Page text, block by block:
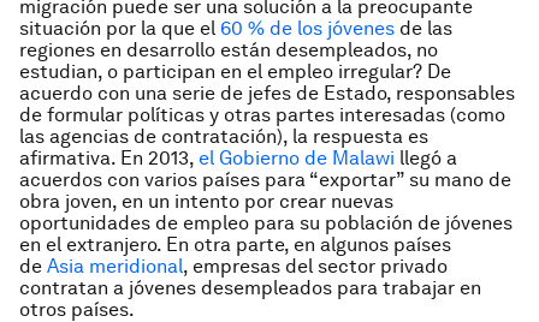
migración puede ser una solución a la preocupante
situación por la que el 60 % de los jóvenes de las
regiones en desarrollo están desempleados, no
estudian, o participan en el empleo irregular? De
acuerdo con una serie de jefes de Estado, responsables
de formular políticas y otras partes interesadas (como
las agencias de contratación), la respuesta es
afirmativa. En 2013, el Gobierno de Malawi llegó a
acuerdos con varios países para “exportar” su mano de
obra joven, en un intento por crear nuevas
oportunidades de empleo para su población de jóvenes
en el extranjero. En otra parte, en algunos países
de Asia meridional, empresas del sector privado
contratan a jóvenes desempleados para trabajar en
otros países.